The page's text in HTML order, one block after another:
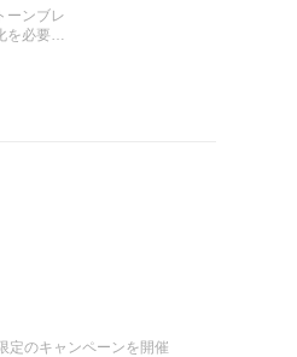
イドでき
ーンブレ
を必要と
定のキャンペーンを開催